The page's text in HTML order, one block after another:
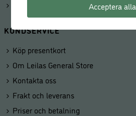
KUNDSERVICE
Köp presentkort
Om Leilas General Store
Kontakta oss
Frakt och leverans
Priser och betalning
Acceptera alla